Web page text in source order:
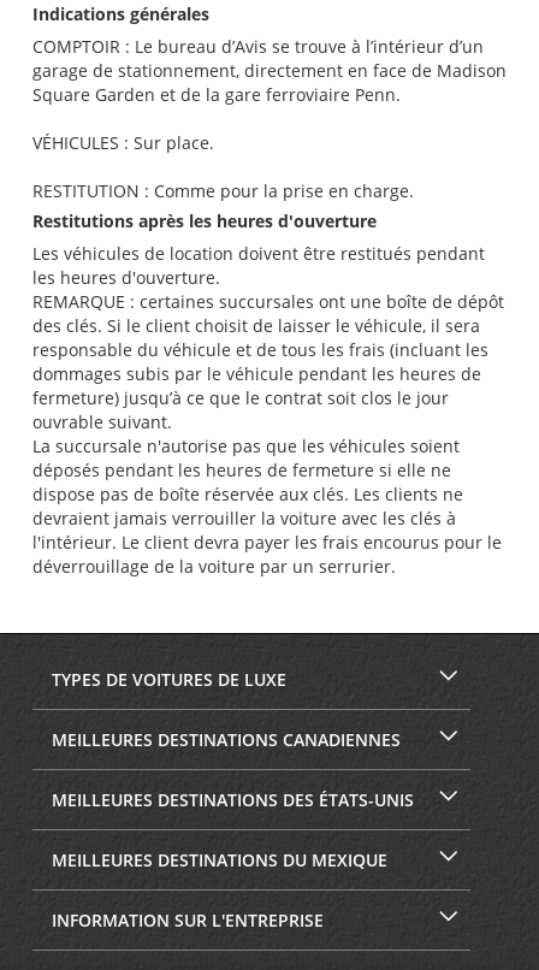
Indications générales
COMPTOIR : Le bureau d’Avis se trouve à l’intérieur d’un
garage de stationnement, directement en face de Madison
Square Garden et de la gare ferroviaire Penn.
VÉHICULES : Sur place.
RESTITUTION : Comme pour la prise en charge.
Restitutions après les heures d'ouverture
Les véhicules de location doivent être restitués pendant
les heures d'ouverture.
REMARQUE : certaines succursales ont une boîte de dépôt
des clés. Si le client choisit de laisser le véhicule, il sera
responsable du véhicule et de tous les frais (incluant les
dommages subis par le véhicule pendant les heures de
fermeture) jusqu’à ce que le contrat soit clos le jour
ouvrable suivant.
La succursale n'autorise pas que les véhicules soient
déposés pendant les heures de fermeture si elle ne
dispose pas de boîte réservée aux clés. Les clients ne
devraient jamais verrouiller la voiture avec les clés à
l'intérieur. Le client devra payer les frais encourus pour le
déverrouillage de la voiture par un serrurier.
TYPES DE VOITURES DE LUXE
MEILLEURES DESTINATIONS CANADIENNES
MEILLEURES DESTINATIONS DES ÉTATS-UNIS
MEILLEURES DESTINATIONS DU MEXIQUE
INFORMATION SUR L'ENTREPRISE